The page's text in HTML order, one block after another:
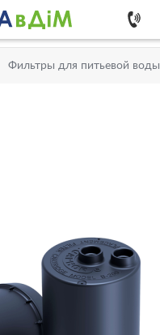
Фильтры для питьевой воды